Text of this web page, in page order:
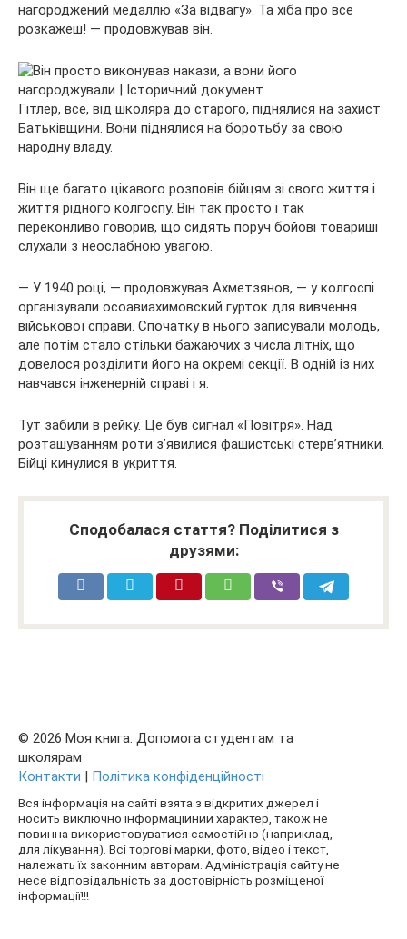
нагороджений медаллю «За відвагу». Та хіба про все
розкажеш! — продовжував він.
Гітлер, все, від школяра до старого, піднялися на захист
Батьківщини. Вони піднялися на боротьбу за свою
народну владу.
Він ще багато цікавого розповів бійцям зі свого життя і
життя рідного колгоспу. Він так просто і так
переконливо говорив, що сидять поруч бойові товариші
слухали з неослабною увагою.
— У 1940 році, — продовжував Ахметзянов, — у колгоспі
організували осоавиахимовский гурток для вивчення
військової справи. Спочатку в нього записували молодь,
але потім стало стільки бажаючих з числа літніх, що
довелося розділити його на окремі секції. В одній із них
навчався інженерній справі і я.
Тут забили в рейку. Це був сигнал «Повітря». Над
розташуванням роти з’явилися фашистські стерв’ятники.
Бійці кинулися в укриття.
Сподобалася стаття? Поділитися з
друзями:
© 2026 Моя книга: Допомога студентам та
школярам
Контакти | Політика конфіденційності
Вся інформація на сайті взята з відкритих джерел і
носить виключно інформаційний характер, також не
повинна використовуватися самостійно (наприклад,
для лікування). Всі торгові марки, фото, відео і текст,
належать їх законним авторам. Адміністрація сайту не
несе відповідальність за достовірність розміщеної
інформації!!!